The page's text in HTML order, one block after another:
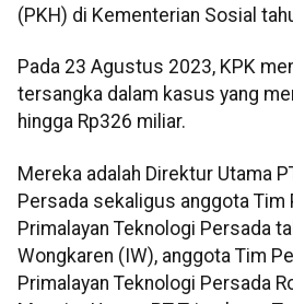
(PKH) di Kementerian Sosial
Pada 23 Agustus 2023, KPK
tersangka dalam kasus yang
hingga Rp326 miliar.
Mereka adalah Direktur Utama
Persada sekaligus anggota Tim
Primalayan Teknologi Persada
Wongkaren (IW), anggota Tim
Primalayan Teknologi Persada